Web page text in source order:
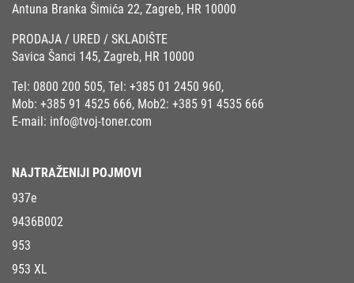
Antuna Branka Šimića 22, Zagreb, HR 10000
PRODAJA / URED / SKLADIŠTE
Savica Šanci 145, Zagreb, HR 10000
Tel: 0800 200 505, Tel: +385 01 2450 960,
Mob: +385 91 4525 666, Mob2: +385 91 4535 666
E-mail: info@tvoj-toner.com
NAJTRAŽENIJI POJMOVI
937e
9436B002
953
953 XL